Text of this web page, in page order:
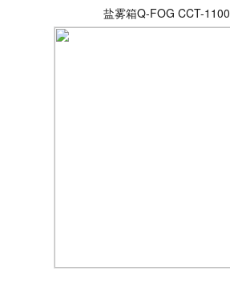
盐雾箱Q-FOG CCT-1100